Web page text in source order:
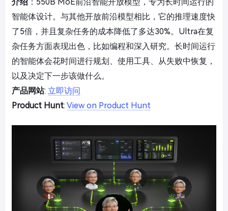
智能体设计。与其他开放前沿模型相比，它的推理速度快
了5倍，并且复杂任务的成本降低了多达30%。Ultra在复
杂任务方面表现出色，比如编程和深入研究。长时间运行
的智能体会花时间进行规划、使用工具、从失败中恢复，
以及决定下一步该做什么。
产品网站: 立即访问
Product Hunt: View on Product Hunt